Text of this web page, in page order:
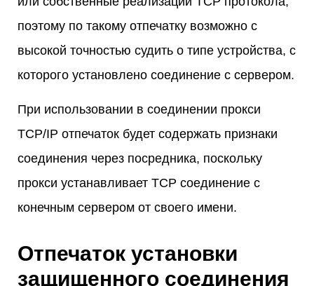
поэтому по такому отпечатку возможно с
высокой точностью судить о типе устройства, с
которого установлено соединение с сервером.
При использовании в соединении прокси
TCP/IP отпечаток будет содержать признаки
соединения через посредника, поскольку
прокси устанавливает TCP соединение с
конечным сервером от своего имени.
Отпечаток установки
защищенного соединения